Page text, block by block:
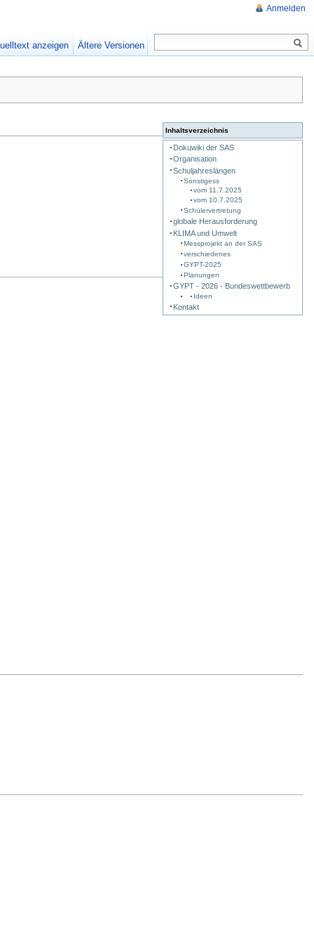
Inhaltsverzeichnis
Dokuwiki der SAS
Organisation
Schuljahreslängen
Sonstigess
vom 11.7.2025
vom 10.7.2025
Schülervertretung
globale Herausforderung
KLIMA und Umwelt
Messprojekt an der SAS
verschiedenes
GYPT-2025
Planungen
GYPT - 2026 - Bundeswettbewerb
Ideen
Kontakt
Anmelden
anzeigen Ältere Versionen